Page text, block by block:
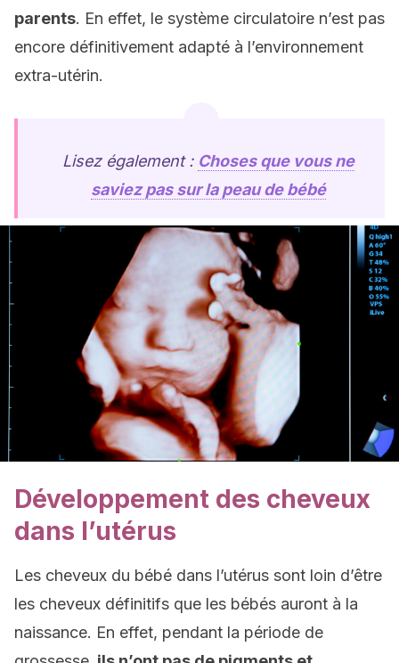
parents. En effet, le système circulatoire n’est pas
encore définitivement adapté à l’environnement
extra-utérin.
Lisez également : Choses que vous ne
saviez pas sur la peau de bébé
Développement des cheveux
dans l’utérus
Les cheveux du bébé dans l’utérus sont loin d’être
les cheveux définitifs que les bébés auront à la
naissance. En effet, pendant la période de